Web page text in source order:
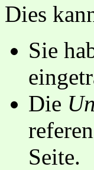
Dies
Sie
Die
Seite.